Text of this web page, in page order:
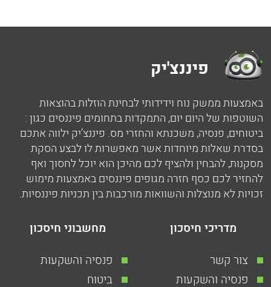
פיננצ'יק
באמצעות ממשק נוח וידידותי לבחינת הוזלות בהוצאות
השוטפות של היום יום, התמקדות בתחומים פיננסים כגון :
ביטוחים, פנסיה, משכנתא והחזרי מס. פיננצ’יק ילווה אתכם
בסדרת שאלות מיוחדות אשר מאפשרות לו לבצע הסקת
מסקנות, להבחין ולהציף לכם מהיכן הוא יוכל לחסוך ואף
להחזיר לכם כסף חזרה מגופים פיננסים באמצעות מימוש
זכויות לא מנוצלות והשוואות מורכבות בין תכניות פיננסיות.
מדריכי חיסכון
צור קשר
פנסיה והשקעות
מחשבוני חיסכון
פנסיה והשקעות
ביטוח